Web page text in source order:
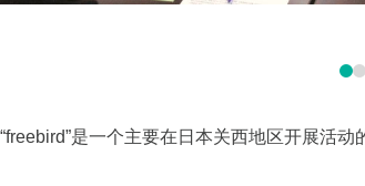
“freebird”是一个主要在日本关西地区开展活